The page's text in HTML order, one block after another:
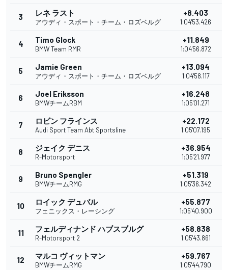
3 レネ ラスト
アウディ・スポート・チーム・ロズベルグ
+8.403
1:04'53.426
4 Timo Glock
BMW Team RMR
+11.849
1:04'56.872
5 Jamie Green
アウディ・スポート・チーム・ロズベルグ
+13.094
1:04'58.117
6 Joel Eriksson
BMWチームRBM
+16.248
1:05'01.271
7 ロビン フラインス
Audi Sport Team Abt Sportsline
+22.172
1:05'07.195
8 ジェイク デニス
R-Motorsport
+36.954
1:05'21.977
9 Bruno Spengler
BMWチームRMG
+51.319
1:05'36.342
10 ロイック デュバル
フェニックス・レーシング
+55.877
1:05'40.900
11 フェルディナンド ハブスブルグ
R-Motorsport 2
+58.838
1:05'43.861
12 マルコ ヴィットマン
BMWチームRMG
+59.767
1:05'44.790